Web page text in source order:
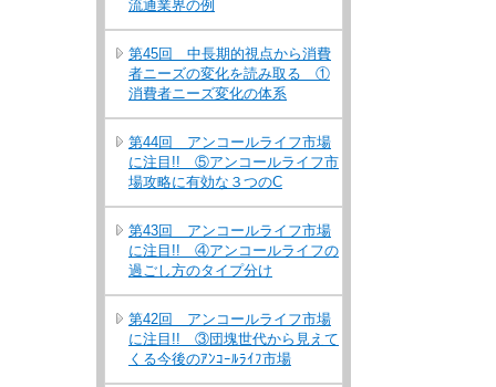
流通業界の例
第45回 中長期的視点から消費
者ニーズの変化を読み取る ①
消費者ニーズ変化の体系
第44回 アンコールライフ市場
に注目!! ⑤アンコールライフ市
場攻略に有効な３つのC
第43回 アンコールライフ市場
に注目!! ④アンコールライフの
過ごし方のタイプ分け
第42回 アンコールライフ市場
に注目!! ③団塊世代から見えて
くる今後のｱﾝｺｰﾙﾗｲﾌ市場